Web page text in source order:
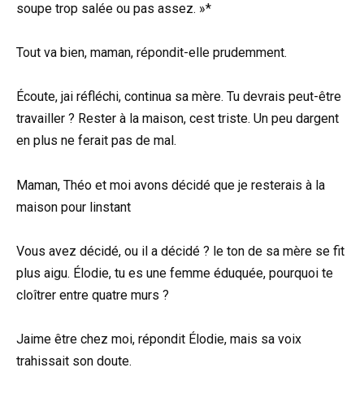
soupe trop salée ou pas assez. »*
Tout va bien, maman, répondit-elle prudemment.
Écoute, jai réfléchi, continua sa mère. Tu devrais peut-être
travailler ? Rester à la maison, cest triste. Un peu dargent
en plus ne ferait pas de mal.
Maman, Théo et moi avons décidé que je resterais à la
maison pour linstant
Vous avez décidé, ou il a décidé ? le ton de sa mère se fit
plus aigu. Élodie, tu es une femme éduquée, pourquoi te
cloîtrer entre quatre murs ?
Jaime être chez moi, répondit Élodie, mais sa voix
trahissait son doute.